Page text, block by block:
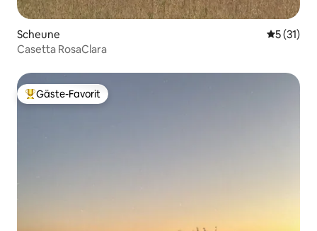
Scheune
5 (31)
Casetta RosaClara
Beliebter Gäste-Favorit.
Gäste-Favorit